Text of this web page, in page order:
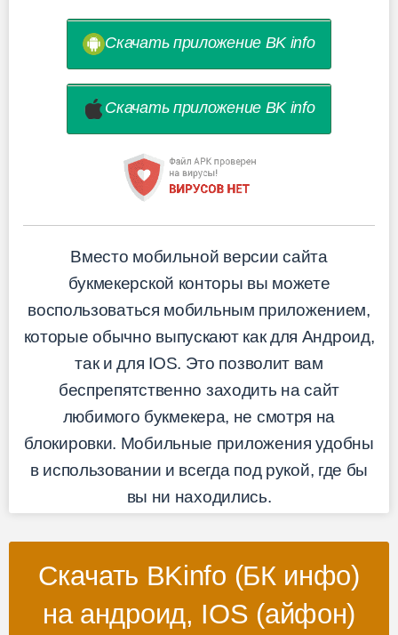
Скачать приложение BK info
Скачать приложение BK info
Вместо мобильной версии сайта
букмекерской конторы вы можете
воспользоваться мобильным приложением,
которые обычно выпускают как для Андроид,
так и для IOS. Это позволит вам
беспрепятственно заходить на сайт
любимого букмекера, не смотря на
блокировки. Мобильные приложения удобны
в использовании и всегда под рукой, где бы
вы ни находились.
Скачать BKinfo (БК инфо)
на андроид, IOS (айфон)